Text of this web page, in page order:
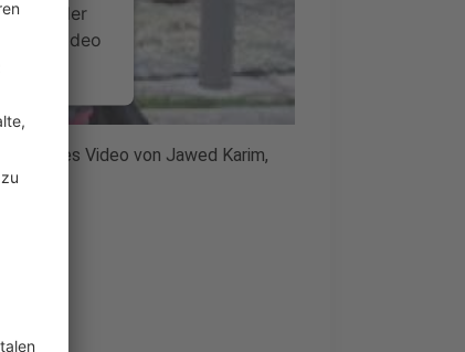
Sie der
Video
Video von Jawed Karim,